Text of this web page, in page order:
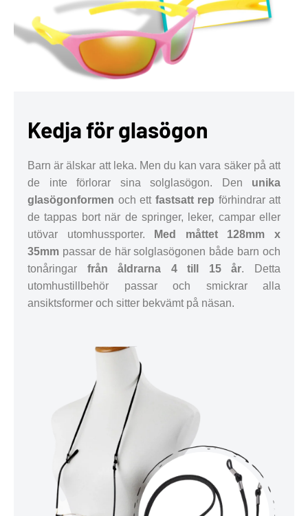
Kedja för glasögon
Barn är älskar att leka. Men du kan vara säker på att
de inte förlorar sina solglasögon. Den unika
glasögonformen och ett fastsatt rep förhindrar att
de tappas bort när de springer, leker, campar eller
utövar utomhussporter.
Med måttet 128mm x
35mm passar de här solglasögonen både barn och
tonåringar från åldrarna 4 till 15 år. Detta
utomhustillbehör passar och smickrar alla
ansiktsformer och sitter bekvämt på näsan.